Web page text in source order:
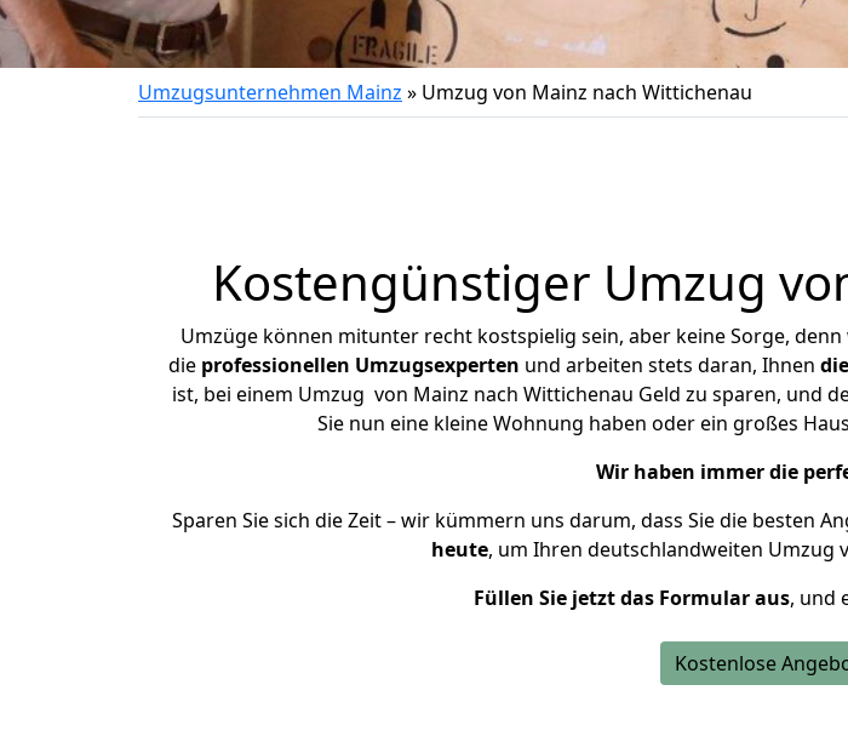
Umzugsunternehmen Mainz » Umzug von Mainz nach Wittichenau
Kostengünstiger Umzug
Umzüge können mitunter recht kostspielig sein, aber keine Sorge,
die professionellen Umzugsexperten und arbeiten stets daran, Ihnen
ist, bei einem Umzug von Mainz nach Wittichenau Geld zu sparen, und
Sie nun eine kleine Wohnung haben oder ein großes
Wir haben immer die
Sparen Sie sich die Zeit – wir kümmern uns darum, dass Sie die besten
heute, um Ihren deutschlandweiten Umzug
Füllen Sie jetzt das Formular aus, und
Kostenlose